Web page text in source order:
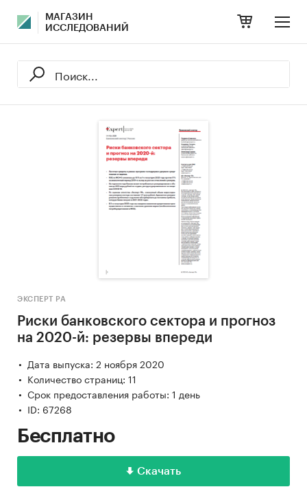
МАГАЗИН
ИССЛЕДОВАНИЙ
ЭКСПЕРТ РА
Риски банковского сектора и прогноз
на 2020-й: резервы впереди
Дата выпуска: 2 ноября 2020
Количество страниц: 11
Срок предоставления работы: 1 день
ID: 67268
Бесплатно
Скачать